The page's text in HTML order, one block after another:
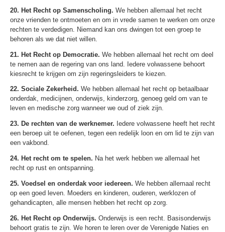
20. Het Recht op Samenscholing. We hebben allemaal het recht
onze vrienden te ontmoeten en om in vrede samen te werken om onze
rechten te verdedigen. Niemand kan ons dwingen tot een groep te
behoren als we dat niet willen.
21. Het Recht op Democratie. We hebben allemaal het recht om deel
te nemen aan de regering van ons land. Iedere volwassene behoort
kiesrecht te krijgen om zijn regeringsleiders te kiezen.
22. Sociale Zekerheid. We hebben allemaal het recht op betaalbaar
onderdak, medicijnen, onderwijs, kinderzorg, genoeg geld om van te
leven en medische zorg wanneer we oud of ziek zijn.
23. De rechten van de werknemer. Iedere volwassene heeft het recht
een beroep uit te oefenen, tegen een redelijk loon en om lid te zijn van
een vakbond.
24. Het recht om te spelen. Na het werk hebben we allemaal het
recht op rust en ontspanning.
25. Voedsel en onderdak voor iedereen. We hebben allemaal recht
op een goed leven. Moeders en kinderen, ouderen, werklozen of
gehandicapten, alle mensen hebben het recht op zorg.
26. Het Recht op Onderwijs. Onderwijs is een recht. Basisonderwijs
behoort gratis te zijn. We horen te leren over de Verenigde Naties en